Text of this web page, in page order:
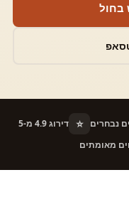
בחול
⭐ דירוג 4.9 מ-5
מאומתים